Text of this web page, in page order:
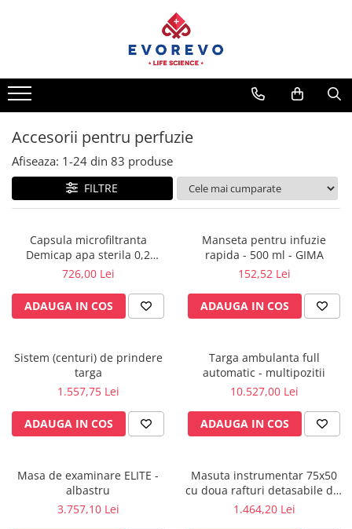
Nebulizatoare
Concentratoare oxigen
Pulsoximetrie
Senzori SpO2
Pulsoximetre
Capnometre
Lampi operatie
Negatoscoape
Holter EKG
Injectomate
CPAP si AUTOCPAP
Instalatii gaze medicinale
Statii gaze medicinale
Prize gaze medicinale
Regulatoare presiune gaze
Termometre
Higrometre
Accesorii pentru perfuzie
Afiseaza: 1-24 din 83 produse
FILTRE
Capsula microfiltranta
Demicap apa sterila 0,2
microni 60 cicluri cu gat gros
726,00 Lei
ADAUGA IN COS
Manseta pentru infuzie
rapida - 500 ml - GIMA
152,52 Lei
ADAUGA IN COS
Sistem (centuri) de prindere
targa
1.557,75 Lei
ADAUGA IN COS
Targa ambulanta full
automatic - multipozitii
10.527,00 Lei
ADAUGA IN COS
Masa de examinare ELITE -
albastru
3.757,10 Lei
Masuta instrumentar 75x50
cu doua rafturi detasabile din
inox - M600879/I
1.464,20 Lei